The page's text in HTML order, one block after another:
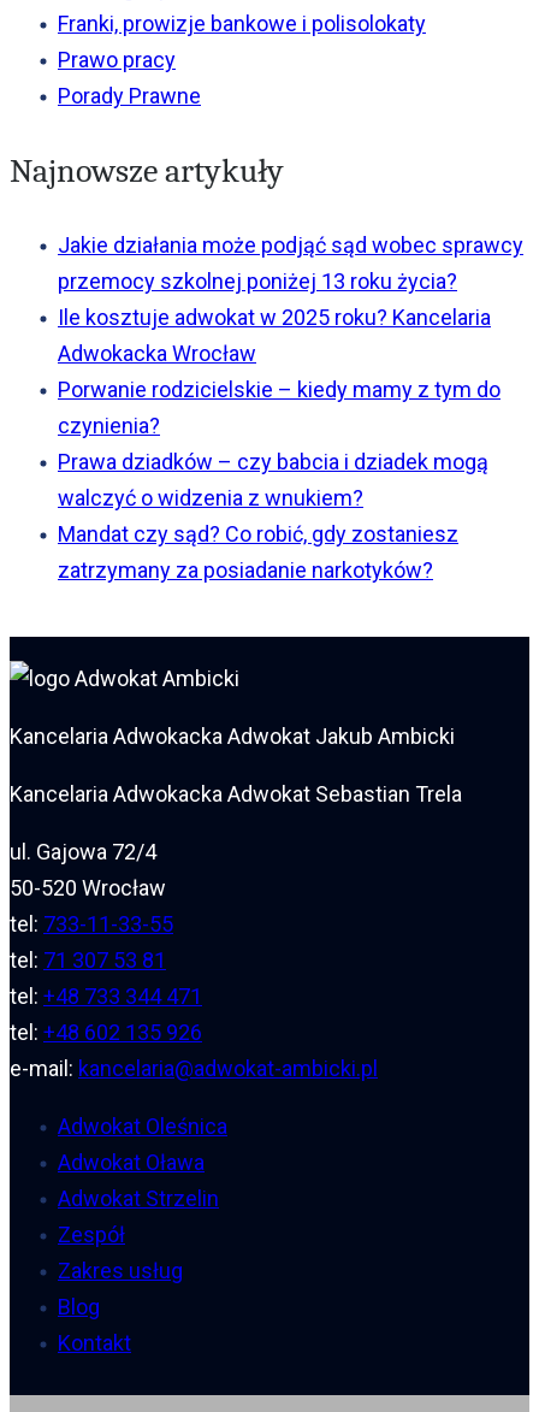
Franki, prowizje bankowe i polisolokaty
Prawo pracy
Porady Prawne
Najnowsze artykuły
Jakie działania może podjąć sąd wobec sprawcy
przemocy szkolnej poniżej 13 roku życia?
Ile kosztuje adwokat w 2025 roku? Kancelaria
Adwokacka Wrocław
Porwanie rodzicielskie – kiedy mamy z tym do
czynienia?
Prawa dziadków – czy babcia i dziadek mogą
walczyć o widzenia z wnukiem?
Mandat czy sąd? Co robić, gdy zostaniesz
zatrzymany za posiadanie narkotyków?
Kancelaria Adwokacka Adwokat Jakub Ambicki
Kancelaria Adwokacka Adwokat Sebastian Trela
ul. Gajowa 72/4
50-520 Wrocław
tel: 733-11-33-55
tel: 71 307 53 81
tel: +48 733 344 471
tel: +48 602 135 926
e-mail: kancelaria@adwokat-ambicki.pl
Adwokat Oleśnica
Adwokat Oława
Adwokat Strzelin
Zespół
Zakres usług
Blog
Kontakt